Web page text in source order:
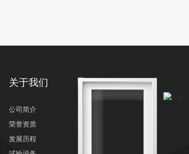
关于我们
公司简介
荣誉资质
发展历程